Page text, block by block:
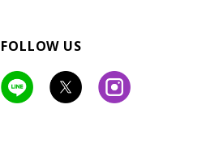
FOLLOW US